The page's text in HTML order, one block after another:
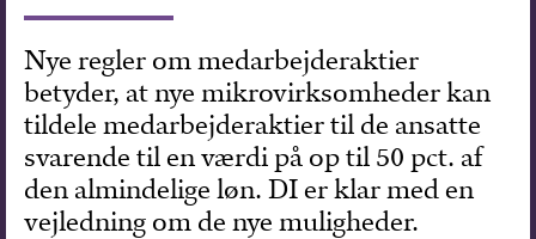
Nye regler om medarbejderaktier
betyder, at nye mikrovirksomheder kan
tildele medarbejderaktier til de ansatte
svarende til en værdi på op til 50 pct. af
den almindelige løn. DI er klar med en
vejledning om de nye muligheder.